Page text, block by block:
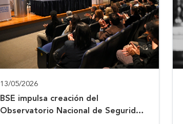
13/05/2026
BSE impulsa creación del
Observatorio Nacional de Seguridad